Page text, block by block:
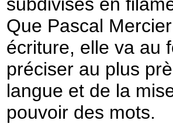
subdivisés en
Que Pascal
écriture, elle va au
préciser au plus
langue et de la
pouvoir des mots.